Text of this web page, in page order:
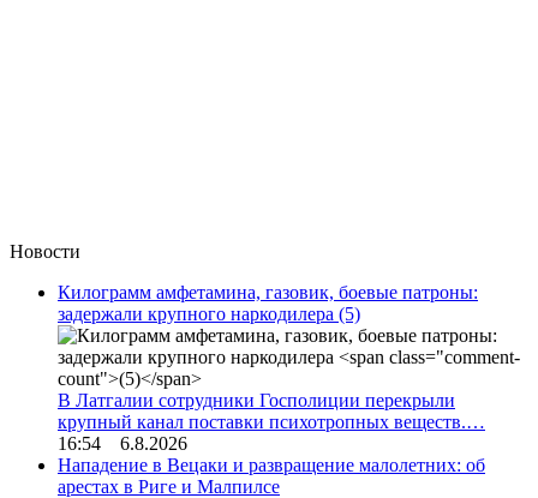
Новости
Килограмм амфетамина, газовик, боевые патроны:
задержали крупного наркодилера (5)
В Латгалии сотрудники Госполиции перекрыли
крупный канал поставки психотропных веществ.…
16:54 6.8.2026
Нападение в Вецаки и развращение малолетних: об
арестах в Риге и Малпилсе